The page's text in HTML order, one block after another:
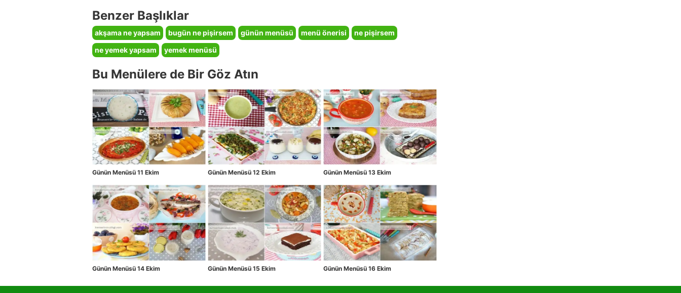
Benzer Başlıklar
akşama ne yapsam bugün ne pişirsem günün menüsü menü önerisi
ne pişirsem
ne yemek yapsam
yemek menüsü
Bu Menülere de Bir Göz Atın
Günün Menüsü 11 Ekim Günün Menüsü 12 Ekim Günün Menüsü 13 Ekim
Günün Menüsü 14 Ekim Günün Menüsü 15 Ekim Günün Menüsü 16 Ekim